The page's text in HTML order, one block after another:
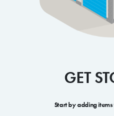
GET
Start by adding